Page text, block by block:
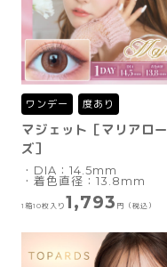
ワンデー 度あり
マジェット［マリアロー
ズ］
・DIA：14.5mm
・着色直径：13.8mm
1箱10枚入り 1,793 円（税込）